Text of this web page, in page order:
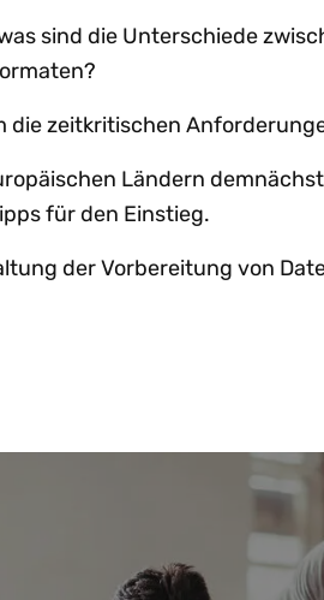
sind die Unterschiede
die zeitkritischen
Ländern
für den Einstieg.
der Vorbereitung von